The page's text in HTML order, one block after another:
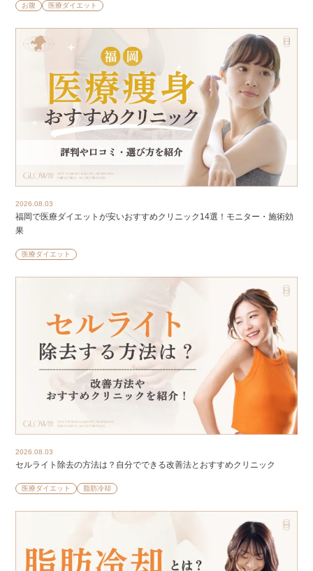
お腹 医療ダイエット
2026.08.03
福岡で医療ダイエットが安いおすすめクリニック14選！モニター・施術効
果
医療ダイエット
2026.08.03
セルライト除去の方法は？自分でできる改善法とおすすめクリニック
医療ダイエット 脂肪冷却